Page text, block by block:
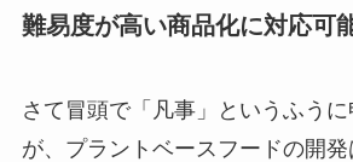
難易度が高い商品化に対応可
さて冒頭で「凡事」というふう
が、プラントベースフードの開